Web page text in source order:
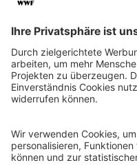
WWF Deutschland
Reinhardtstr. 18
10117 Berlin
Ihre Spende kann